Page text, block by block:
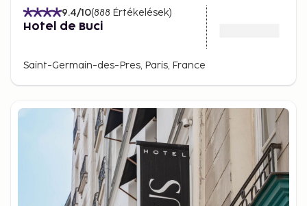
9.4/10(888 Értékelések)
Hotel de Buci
Saint-Germain-des-Pres, Paris, France